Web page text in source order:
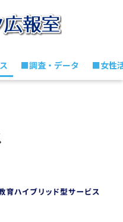
■調査・データ ■女性